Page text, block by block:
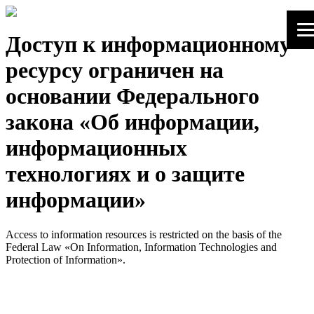
Доступ к информационному
ресурсу ограничен на
основании Федерального
закона «Об информации,
информационных
технологиях и о защите
информации»
Access to information resources is restricted on the basis of the
Federal Law «On Information, Information Technologies and
Protection of Information».